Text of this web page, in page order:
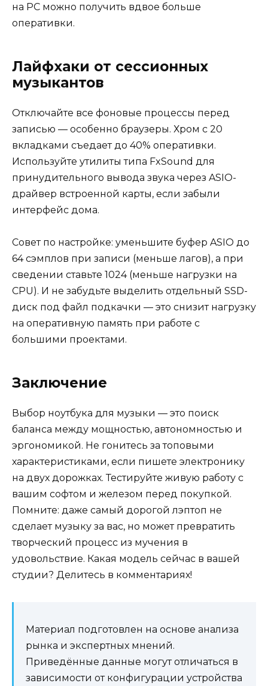
на PC можно получить вдвое больше
оперативки.
Лайфхаки от сессионных
музыкантов
Отключайте все фоновые процессы перед
записью — особенно браузеры. Хром с 20
вкладками съедает до 40% оперативки.
Используйте утилиты типа FxSound для
принудительного вывода звука через ASIO-
драйвер встроенной карты, если забыли
интерфейс дома.
Совет по настройке: уменьшите буфер ASIO до
64 сэмплов при записи (меньше лагов), а при
сведении ставьте 1024 (меньше нагрузки на
CPU). И не забудьте выделить отдельный SSD-
диск под файл подкачки — это снизит нагрузку
на оперативную память при работе с
большими проектами.
Заключение
Выбор ноутбука для музыки — это поиск
баланса между мощностью, автономностью и
эргономикой. Не гонитесь за топовыми
характеристиками, если пишете электронику
на двух дорожках. Тестируйте живую работу с
вашим софтом и железом перед покупкой.
Помните: даже самый дорогой лэптоп не
сделает музыку за вас, но может превратить
творческий процесс из мучения в
удовольствие. Какая модель сейчас в вашей
студии? Делитесь в комментариях!
Материал подготовлен на основе анализа
рынка и экспертных мнений.
Приведённые данные могут отличаться в
зависимости от конфигурации устройства